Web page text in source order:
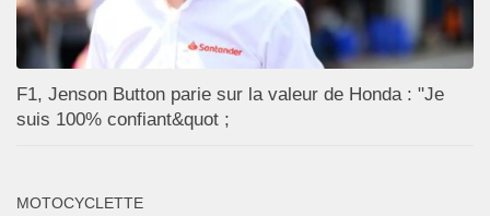
F1, Jenson Button parie sur la valeur de Honda : "Je
suis 100% confiant&quot ;
MOTOCYCLETTE